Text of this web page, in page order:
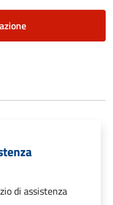
di assistenza